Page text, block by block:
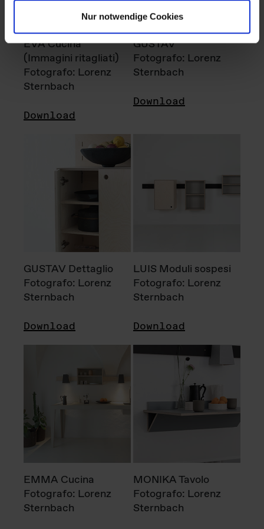
Nur notwendige Cookies
EVA Cucina
(Immagini ritagliati)
Fotografo: Lorenz
Sternbach
Download
GUSTAV
Fotografo: Lorenz
Sternbach
Download
GUSTAV Dettaglio
Fotografo: Lorenz
Sternbach
Download
LUIS Moduli sospesi
Fotografo: Lorenz
Sternbach
Download
EMMA Cucina
Fotografo: Lorenz
Sternbach
MONIKA Tavolo
Fotografo: Lorenz
Sternbach